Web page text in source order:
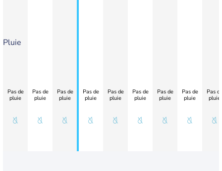
Pluie
Pas de
pluie
Pas de
pluie
Pas de
pluie
Pas de
pluie
Pas de
pluie
Pas de
pluie
Pas de
pluie
Pas de
pluie
Pas
pluie